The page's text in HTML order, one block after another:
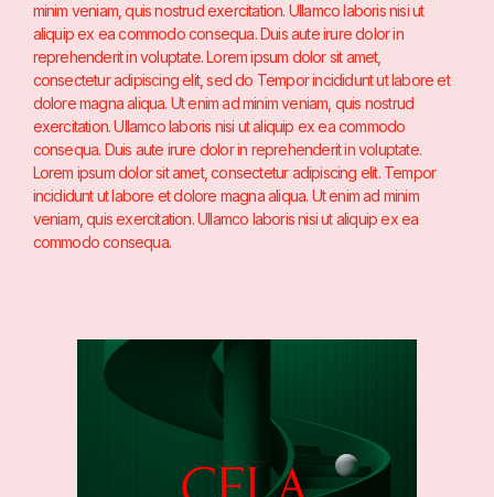
minim veniam, quis nostrud exercitation. Ullamco laboris nisi ut
aliquip ex ea commodo consequa. Duis aute irure dolor in
reprehenderit in voluptate. Lorem ipsum dolor sit amet,
consectetur adipiscing elit, sed do Tempor incididunt ut labore et
dolore magna aliqua. Ut enim ad minim veniam, quis nostrud
exercitation. Ullamco laboris nisi ut aliquip ex ea commodo
consequa. Duis aute irure dolor in reprehenderit in voluptate.
Lorem ipsum dolor sit amet, consectetur adipiscing elit. Tempor
incididunt ut labore et dolore magna aliqua. Ut enim ad minim
veniam, quis exercitation. Ullamco laboris nisi ut aliquip ex ea
commodo consequa.